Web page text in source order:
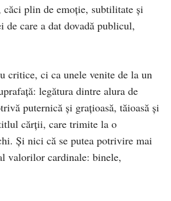
plin de emoţie, subtilitate şi
de care a dat dovadă publicul,
critice, ci ca unele venite de la un
legătura dintre alura de
puternică şi graţioasă, tăioasă şi
cărţii, care trimite la o
Şi nici că se putea potrivire mai
valorilor cardinale: binele,